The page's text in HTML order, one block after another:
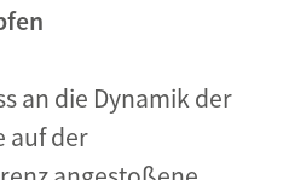
an die Dynamik der
auf der